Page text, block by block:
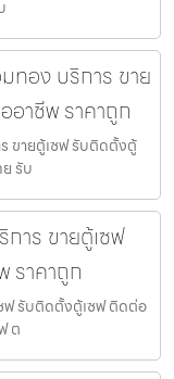
ทอง บริการ ขาย
าชีพ ราคาถูก
ขายตู้เซฟ รับติดตั้งตู้
รับ
การ ขายตู้เซฟ
ราคาถูก
ฟ รับติดตั้งตู้เซฟ ติดต่อ
ต